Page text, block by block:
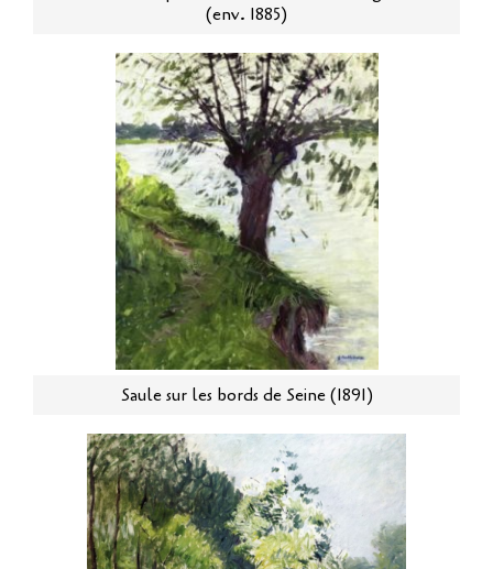
(env. 1885)
Saule sur les bords de Seine (1891)